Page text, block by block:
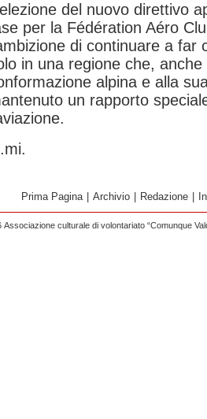
del nuovo direttivo
per la Fédération Aéro
di continuare a
in una regione che,
alpina e alla
un rapporto
Prima Pagina Archivio Redazione
culturale di volontariato “Comunque